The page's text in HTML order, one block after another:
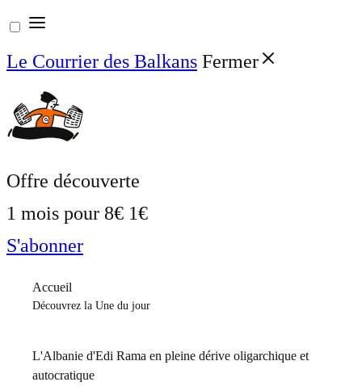
Aller
au
contenu
Le Courrier des Balkans Fermer
Offre découverte
1 mois pour 8€ 1€
S'abonner
Accueil
Découvrez la Une du jour
L'Albanie d'Edi Rama en pleine dérive oligarchique et
autocratique